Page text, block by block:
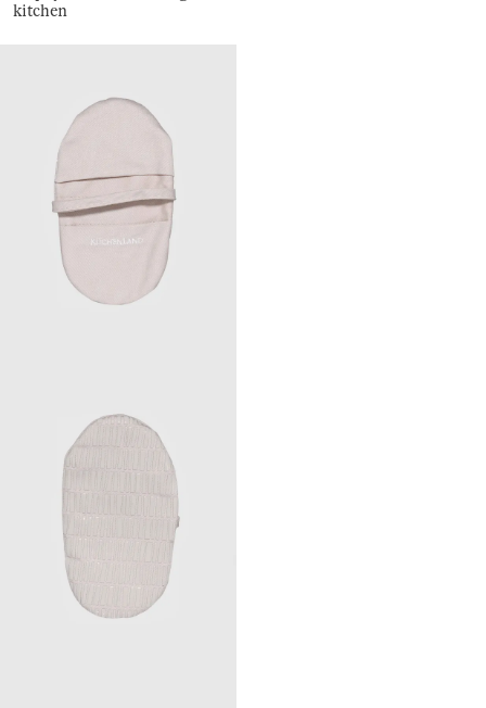
kitchen